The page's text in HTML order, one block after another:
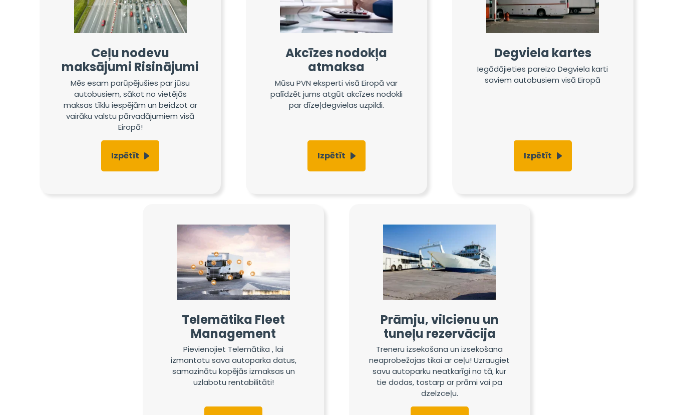
Ceļu nodevu
maksājumi Risinājumi
Mēs esam parūpējušies par jūsu
autobusiem, sākot no vietējās
maksas tīklu iespējām un beidzot ar
vairāku valstu pārvadājumiem visā
Eiropā!
Izpētīt
Akcīzes nodokļa
atmaksa
Mūsu PVN eksperti visā Eiropā var
palīdzēt jums atgūt akcīzes nodokli
par dīzeļdegvielas uzpildi.
Izpētīt
Degviela kartes
Iegādājieties pareizo Degviela karti
saviem autobusiem visā Eiropā
Izpētīt
Telemātika Fleet
Management
Pievienojiet Telemātika , lai
izmantotu sava autoparka datus,
samazinātu kopējās izmaksas un
uzlabotu rentabilitāti!
Prāmju, vilcienu un
tuneļu rezervācija
Treneru izsekošana un izsekošana
neaprobežojas tikai ar ceļu! Uzraugiet
savu autoparku neatkarīgi no tā, kur
tie dodas, tostarp ar prāmi vai pa
dzelzceļu.